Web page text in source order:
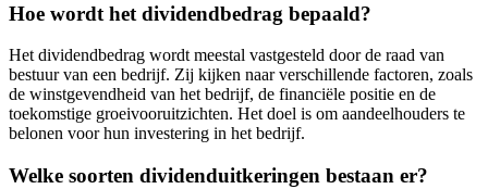
Hoe wordt het dividendbedrag bepaald?
Het dividendbedrag wordt meestal vastgesteld door de raad van
bestuur van een bedrijf. Zij kijken naar verschillende factoren, zoals
de winstgevendheid van het bedrijf, de financiële positie en de
toekomstige groeivooruitzichten. Het doel is om aandeelhouders te
belonen voor hun investering in het bedrijf.
Welke soorten dividenduitkeringen bestaan er?